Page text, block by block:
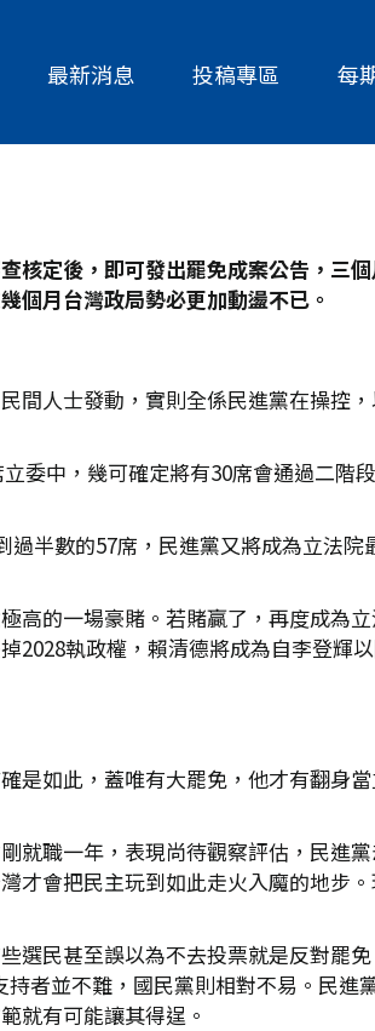
最新消息 投稿專區 每
核定後，即可發出罷免成案公告，三
個月台灣政局勢必更加動盪不已。
間人士發動，實則全係民進黨在操控
委中，幾可確定將有30席會通過二階
半數的57席，民進黨又將成為立法院
高的一場豪賭。若賭贏了，再度成為
2028執政權，賴清德將成為自李登輝
是如此，蓋唯有大罷免，他才有翻身
就職一年，表現尚待觀察評估，民進
才會把民主玩到如此走火入魔的地步
選民甚至誤以為不去投票就是反對罷
者並不難，國民黨則相對不易。民進
就有可能讓其得逞。